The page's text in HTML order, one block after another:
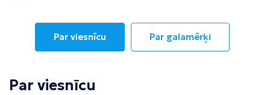
Par viesnīcu Par galamērķi
Par viesnīcu